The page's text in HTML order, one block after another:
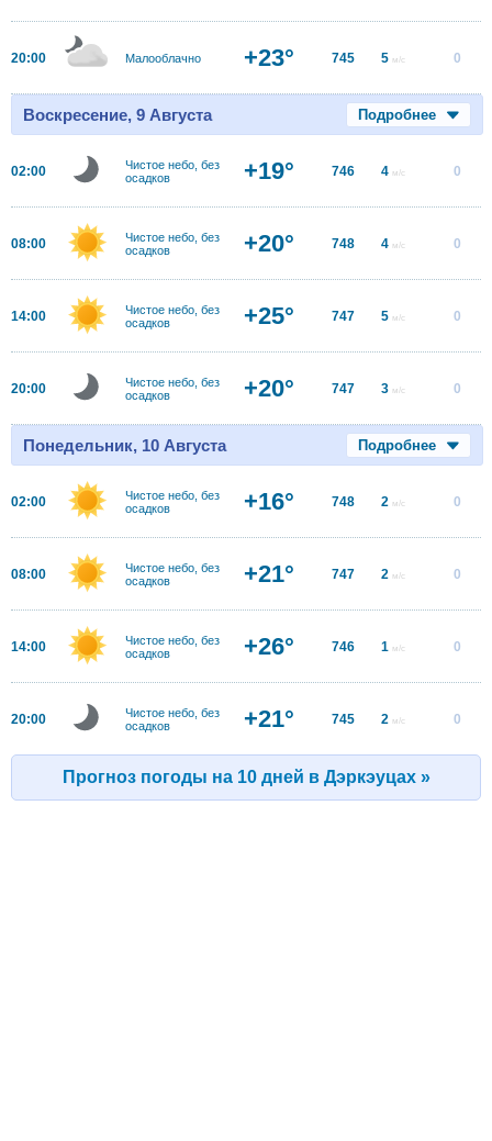
20:00 Малооблачно +23° 745 5 м/с 0
Воскресение, 9 Августа Подробнее
02:00
Чистое небо, без
осадков
+19° 746 4 м/с 0
08:00
Чистое небо, без
осадков
+20° 748 4 м/с 0
14:00
Чистое небо, без
осадков
+25° 747 5 м/с 0
20:00
Чистое небо, без
осадков
+20° 747 3 м/с 0
Понедельник, 10 Августа Подробнее
02:00
Чистое небо, без
осадков
+16° 748 2 м/с 0
08:00
Чистое небо, без
осадков
+21° 747 2 м/с 0
14:00
Чистое небо, без
осадков
+26° 746 1 м/с 0
20:00
Чистое небо, без
осадков
+21° 745 2 м/с 0
Прогноз погоды на 10 дней в Дэркэуцах »